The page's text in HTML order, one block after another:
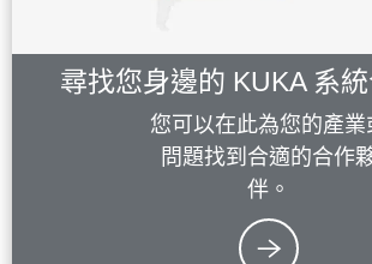
尋找您身邊的 KUKA 系
您可以在此為您的產業
問題找到合適的合作
伴。